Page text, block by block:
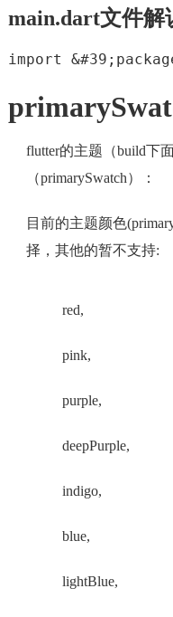
main.dart文件解
import
flutter的主题（build下
（primarySwatch）：
目前的主题颜色
择，其他的暂不支持:
red,
pink,
purple,
deepPurple,
indigo,
blue,
lightBlue,